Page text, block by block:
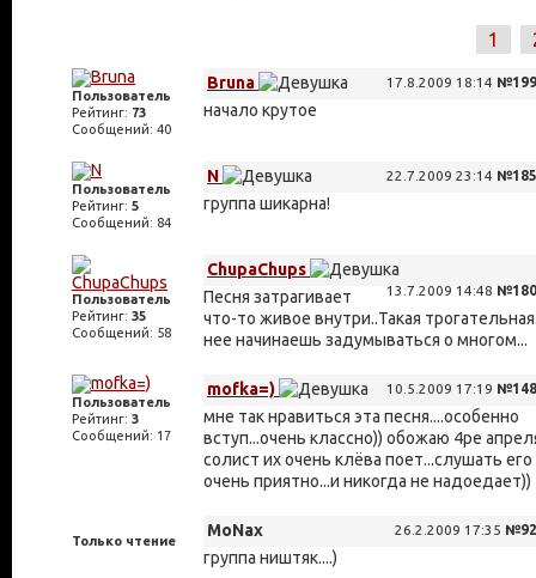
1
Пользователь
Рейтинг: 73
Сообщений: 40
Bruna 17.8.2009 18:14
начало крутое
Пользователь
Рейтинг: 5
Сообщений: 84
N 22.7.2009 23:14
группа шикарна!
Пользователь
Рейтинг: 35
Сообщений: 58
ChupaChups
13.7.2009 14:48
Песня затрагивает
что-то живое внутри..Такая
нее начинаешь задумываться о многом...
Пользователь
Рейтинг: 3
Сообщений: 17
mofka=) 10.5.2009 17:19
мне так нравиться эта песня....особенно
вступ...очень классно)) обожаю 4ре
солист их очень клёва поет...слушать его
очень приятно...и никогда не надоедает))
Только чтение
MoNax 26.2.2009 17:35
группа ништяк....)